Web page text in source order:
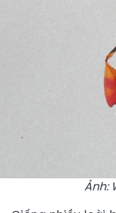
Ảnh: